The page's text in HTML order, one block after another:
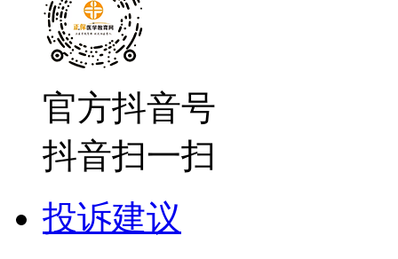
官方抖音号
抖音扫一扫
投诉建议